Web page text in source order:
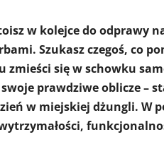
w kolejce do odprawy
Szukasz czegoś, co
zmieści się w schowku
prawdziwe oblicze –
w miejskiej dżungli. W